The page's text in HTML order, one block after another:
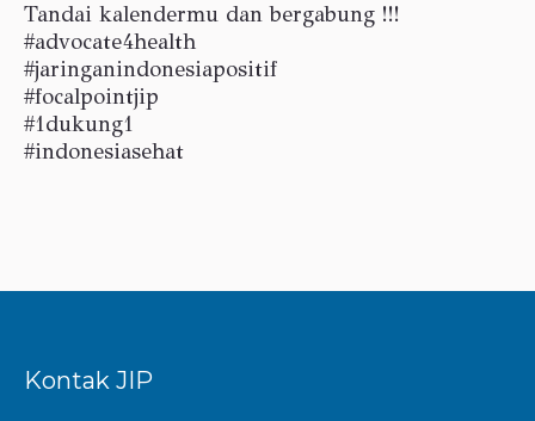
Tandai kalendermu dan bergabung !!!
#advocate4health
#jaringanindonesiapositif
#focalpointjip
#1dukung1
#indonesiasehat
Kontak JIP